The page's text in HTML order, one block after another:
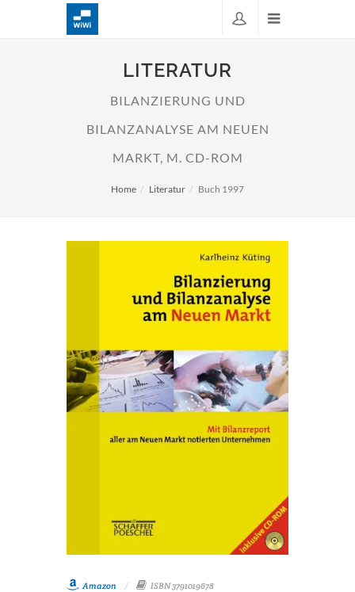
LITERATUR
BILANZIERUNG UND
BILANZANALYSE AM NEUEN
MARKT, M. CD-ROM
Home Literatur Buch 1997
Amazon
ISBN 3791019678